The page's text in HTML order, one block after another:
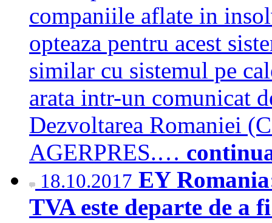
companiile aflate in
opteaza pentru acest
similar cu sistemul pe
arata intr-un comunicat
Dezvoltarea Romaniei
AGERPRES.…
18.10.2017 EY
TVA este departe de a